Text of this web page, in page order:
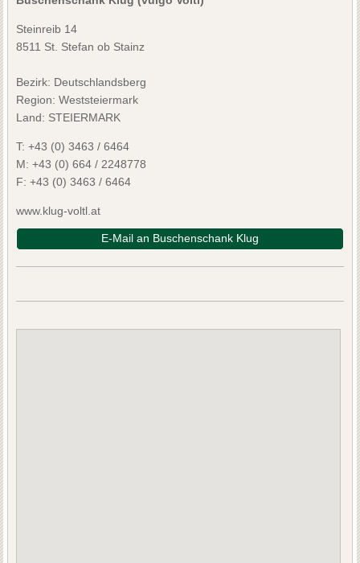
Steinreib 14
8511 St. Stefan ob Stainz
Bezirk: Deutschlandsberg
Region: Weststeiermark
Land: STEIERMARK
T: +43 (0) 3463 / 6464
M: +43 (0) 664 / 2248778
F: +43 (0) 3463 / 6464
www.klug-voltl.at
E-Mail an Buschenschank Klug